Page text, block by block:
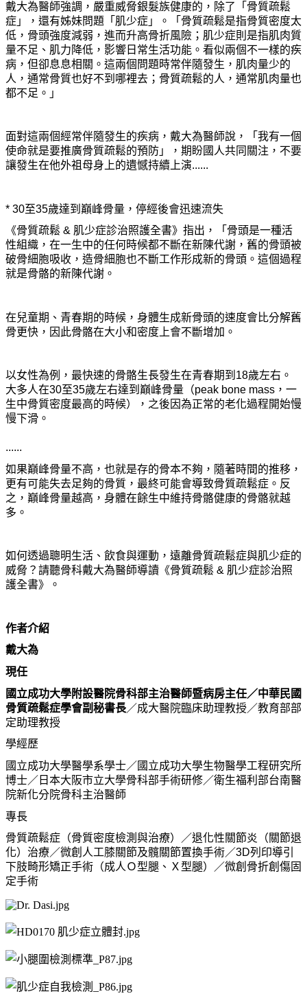
戴大為醫師強調，嚴重威脅銀髮族健康的，除了「骨質疏鬆
症」，還有姊妹問題「肌少症」。「骨質疏鬆是指骨質密度太
低，骨頭強度減弱，進而升高骨折風險；肌少症則是指肌肉質
量不足、肌力降低，影響日常生活功能。看似兩個不一樣的疾
病，但卻息息相關。這兩個問題時常伴隨發生，肌肉量少的
人，通常骨質也好不到哪裡去；骨質疏鬆的人，通常肌肉量也
都不足。」
面對這兩個經常伴隨發生的疾病，戴大為醫師說，「我有一個
使命就是要推廣骨質疏鬆的預防」，期盼國人共同關注，不要
讓發生在他外祖母身上的遺憾持續上演......
* 30至35歲達到巔峰骨量，停經後會迅速流失
《骨質疏鬆 & 肌少症診治照護全書》指出，「骨頭是一種活
性組織，在一生中的任何時候都不斷在新陳代謝，舊的骨頭被
破骨細胞吸收，造骨細胞也不斷工作形成新的骨頭。這個過程
就是骨骼的新陳代謝。
在兒童期、青春期的時候，身體生成新骨頭的速度會比分解舊
骨更快，因此骨骼在大小和密度上會不斷增加。
以女性為例，最快速的骨骼生長發生在青春期到18歲左右。
大多人在30至35歲左右達到巔峰骨量（peak bone mass，一
生中骨質密度最高的時候），之後因為正常的老化過程開始慢
慢下滑。
......
如果巔峰骨量不高，也就是存的骨本不夠，隨著時間的推移，
更有可能失去足夠的骨質，最終可能會導致骨質疏鬆症。反
之，巔峰骨量越高，身體在餘生中維持骨骼健康的骨骼就越
多。
如何透過聰明生活、飲食與運動，遠離骨質疏鬆症與肌少症的
威脅？請聽骨科戴大為醫師導讀《骨質疏鬆 & 肌少症診治照
護全書》。
作者介紹
戴大為
現任
國立成功大學附設醫院骨科部主治醫師暨病房主任／中華民國
骨質疏鬆症學會副秘書長／成大醫院臨床助理教授／教育部部
定助理教授
學經歷
國立成功大學醫學系學士／國立成功大學生物醫學工程研究所
博士／日本大阪市立大學骨科部手術研修／衛生福利部台南醫
院新化分院骨科主治醫師
專長
骨質疏鬆症（骨質密度檢測與治療）／退化性關節炎（關節退
化）治療／微創人工膝關節及髖關節置換手術／3D列印導引
下肢畸形矯正手術（成人Ｏ型腿、Ｘ型腿）／微創骨折創傷固
定手術